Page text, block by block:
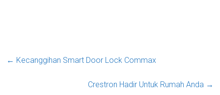
← Kecanggihan Smart Door Lock Commax
Crestron Hadir Untuk Rumah Anda →